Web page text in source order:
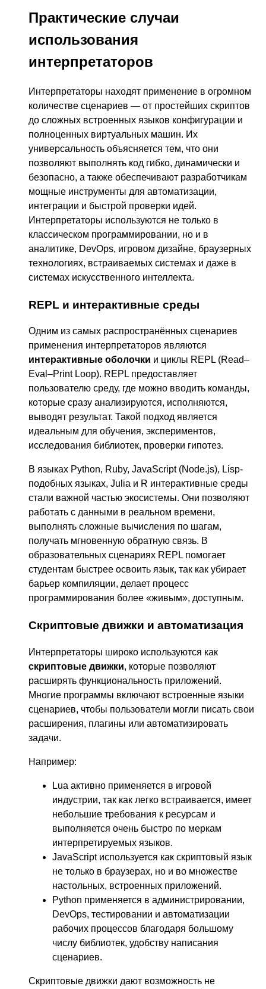
Практические случаи
использования
интерпретаторов
Интерпретаторы находят применение в огромном
количестве сценариев — от простейших скриптов
до сложных встроенных языков конфигурации и
полноценных виртуальных машин. Их
универсальность объясняется тем, что они
позволяют выполнять код гибко, динамически и
безопасно, а также обеспечивают разработчикам
мощные инструменты для автоматизации,
интеграции и быстрой проверки идей.
Интерпретаторы используются не только в
классическом программировании, но и в
аналитике, DevOps, игровом дизайне, браузерных
технологиях, встраиваемых системах и даже в
системах искусственного интеллекта.
REPL и интерактивные среды
Одним из самых распространённых сценариев
применения интерпретаторов являются
интерактивные оболочки и циклы REPL (Read–
Eval–Print Loop). REPL предоставляет
пользователю среду, где можно вводить команды,
которые сразу анализируются, исполняются,
выводят результат. Такой подход является
идеальным для обучения, экспериментов,
исследования библиотек, проверки гипотез.
В языках Python, Ruby, JavaScript (Node.js), Lisp-
подобных языках, Julia и R интерактивные среды
стали важной частью экосистемы. Они позволяют
работать с данными в реальном времени,
выполнять сложные вычисления по шагам,
получать мгновенную обратную связь. В
образовательных сценариях REPL помогает
студентам быстрее освоить язык, так как убирает
барьер компиляции, делает процесс
программирования более «живым», доступным.
Скриптовые движки и автоматизация
Интерпретаторы широко используются как
скриптовые движки, которые позволяют
расширять функциональность приложений.
Многие программы включают встроенные языки
сценариев, чтобы пользователи могли писать свои
расширения, плагины или автоматизировать
задачи.
Например:
Lua активно применяется в игровой
индустрии, так как легко встраивается, имеет
небольшие требования к ресурсам и
выполняется очень быстро по меркам
интерпретируемых языков.
JavaScript используется как скриптовый язык
не только в браузерах, но и во множестве
настольных, встроенных приложений.
Python применяется в администрировании,
DevOps, тестировании и автоматизации
рабочих процессов благодаря большому
числу библиотек, удобству написания
сценариев.
Скриптовые движки дают возможность не